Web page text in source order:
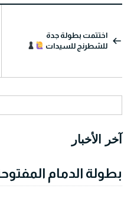
اختتمت بطولة جدة
للشطرنج للسيدات
آخر الأخبار
بطولة الدمام